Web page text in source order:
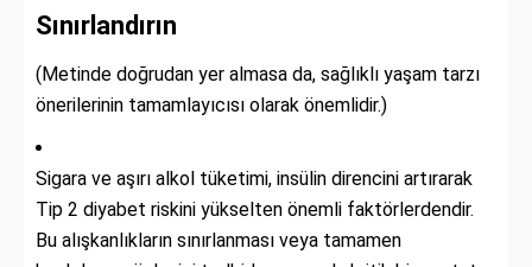
Sınırlandırın
(Metinde doğrudan yer almasa da, sağlıklı yaşam tarzı
önerilerinin tamamlayıcısı olarak önemlidir.)
Sigara ve aşırı alkol tüketimi, insülin direncini artırarak
Tip 2 diyabet riskini yükselten önemli faktörlerdendir.
Bu alışkanlıkların sınırlanması veya tamamen